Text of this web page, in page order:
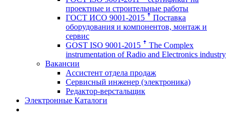
проектные и строительные работы
ГОСТ ИСО 9001-2015 ꜛ Поставка
оборудования и компонентов, монтаж и
сервис
GOST ISO 9001-2015 ꜛ The Complex
instrumentation of Radio and Electronics industry
Вакансии
Ассистент отдела продаж
Сервисный инженер (электроника)
Редактор-верстальщик
Электронные Каталоги